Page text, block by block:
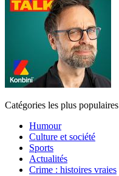
Catégories les plus populaires
Humour
Culture et société
Sports
Actualités
Crime : histoires vraies